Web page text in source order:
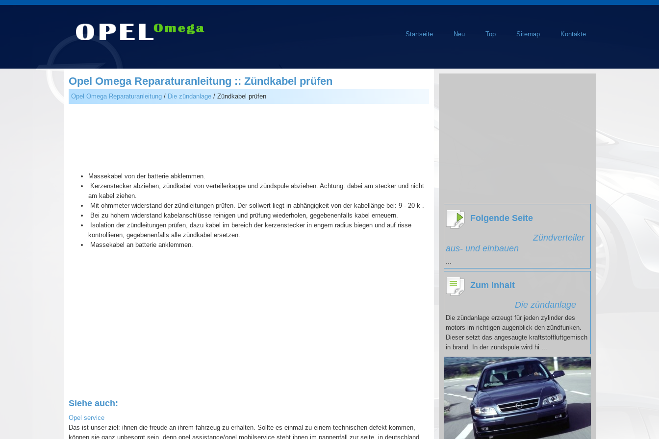
Startseite Neu Top Sitemap Kontakte
Opel Omega Reparaturanleitung :: Zündkabel prüfen
Opel Omega Reparaturanleitung/ Die zündanlage/ Zündkabel prüfen
Massekabel von der batterie abklemmen.
Kerzenstecker abziehen, zündkabel von verteilerkappe und zündspule abziehen. Achtung: dabei am stecker und nicht
am kabel ziehen.
Mit ohmmeter widerstand der zündleitungen prüfen. Der sollwert liegt in abhängigkeit von der kabellänge bei: 9 - 20 k .
Bei zu hohem widerstand kabelanschlüsse reinigen und prüfung wiederholen, gegebenenfalls kabel erneuern.
Isolation der zündleitungen prüfen, dazu kabel im bereich der kerzenstecker in engem radius biegen und auf risse
kontrollieren, gegebenenfalls alle zündkabel ersetzen.
Massekabel an batterie anklemmen.
Siehe auch:
Opel service
Das ist unser ziel: ihnen die freude an ihrem fahrzeug zu erhalten. Sollte es einmal zu einem technischen defekt kommen,
können sie ganz unbesorgt sein, denn opel assistance/opel mobilservice steht ihnen im pannenfall zur seite, in deutschland
Folgende Seite
Zündverteiler
aus- und einbauen
...
Zum Inhalt
Die zündanlage
Die zündanlage erzeugt für jeden zylinder des
motors im richtigen augenblick den zündfunken.
Dieser setzt das angesaugte kraftstoffluftgemisch
in brand. In der zündspule wird hi ...